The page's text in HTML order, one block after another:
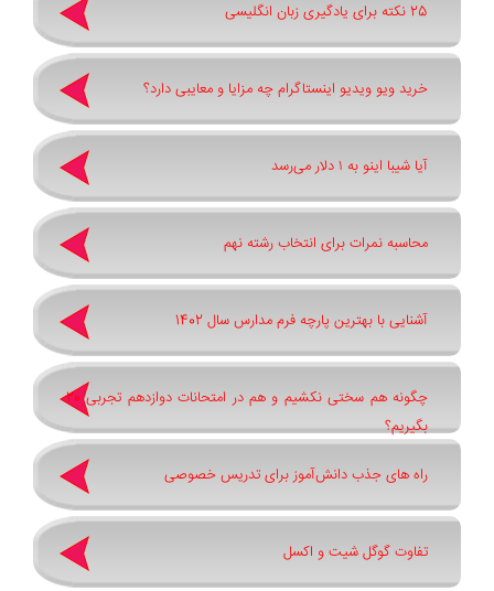
25 نکته برای یادگیری زبان انگلیسی
خرید ویو ویدیو اینستاگرام چه مزایا و معایبی دارد؟
آیا شیبا اینو به ۱ دلار می‌رسد
محاسبه نمرات برای انتخاب رشته نهم
آشنایی با بهترین پارچه فرم مدارس سال 1402
چگونه هم سختی نکشیم و هم در امتحانات دوازدهم تجربی 20
بگیریم؟
راه های جذب دانش‌آموز برای تدریس خصوصی
تفاوت گوگل شیت و اکسل